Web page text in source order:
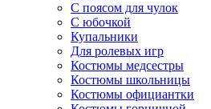
С поясом для чулок
С юбочкой
Купальники
Для ролевых игр
Костюмы медсестры
Костюмы школьницы
Костюмы официантки